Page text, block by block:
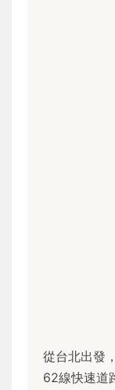
從台北出發
62線快速道